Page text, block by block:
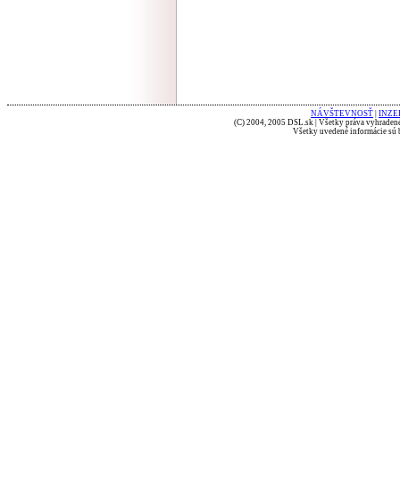
NÁVŠTEVNOSŤ
(C) 2004, 2005 DSL.sk | Všetky práva
Všetky uvedené informácie sú